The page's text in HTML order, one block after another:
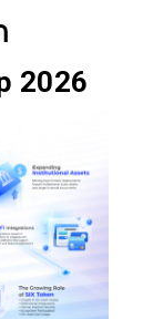
2026